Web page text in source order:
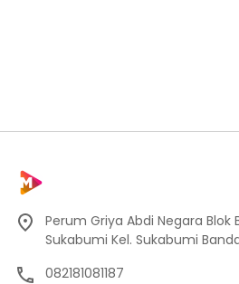
Perum Griya Abdi Negara Blok
Sukabumi Kel. Sukabumi
082181081187